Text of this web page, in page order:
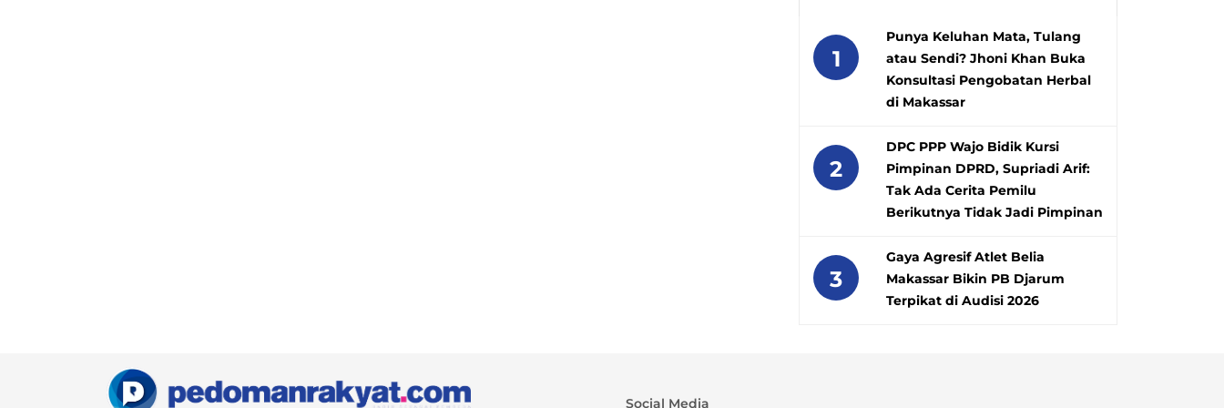
1
Punya Keluhan Mata, Tulang
atau Sendi? Jhoni Khan Buka
Konsultasi Pengobatan Herbal
di Makassar
2
DPC PPP Wajo Bidik Kursi
Pimpinan DPRD, Supriadi Arif:
Tak Ada Cerita Pemilu
Berikutnya Tidak Jadi Pimpinan
3
Gaya Agresif Atlet Belia
Makassar Bikin PB Djarum
Terpikat di Audisi 2026
Social Media